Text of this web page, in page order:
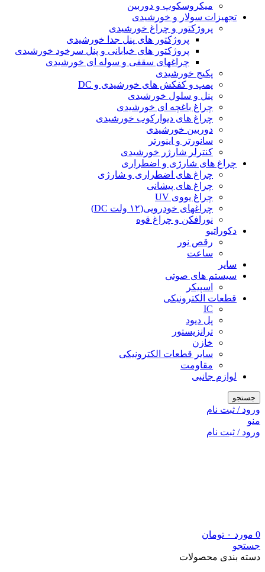
میکروسکوپ و دوربین
تجهیزات سولار و خورشیدی
پروژکتور و چراغ خورشیدی
پروژکتور های پنل جدا خورشیدی
پروژکتور های خیابانی و پنل سرخود خورشیدی
چراغهای سقفی و سوله ای خورشیدی
پکیج خورشیدی
پمپ و کفکش های خورشیدی و DC
پنل و سلول خورشیدی
چراغ باغچه ای خورشیدی
چراغ های دیوارکوب خورشیدی
دوربین خورشیدی
سانورتر و اینورتر
کنترلر شارژر خورشیدی
چراغ های شارژی و اضطراری
چراغ های اضطراری و شارژی
چراغ های پیشانی
چراغ یووی UV
چراغهای خودرویی(۱۲ ولت DC)
نورافکن و چراغ قوه
دکوراتیو
رقص نور
ساعت
سایر
سیستم های صوتی
اسپیکر
قطعات الکترونیکی
IC
پل دیود
ترانزیستور
خازن
سایر قطعات الکترونیکی
مقاومت
لوازم جانبی
جستجو
ورود / ثبت نام
منو
ورود / ثبت نام
0 مورد ۰ تومان
جستجو
دسته بندی محصولات